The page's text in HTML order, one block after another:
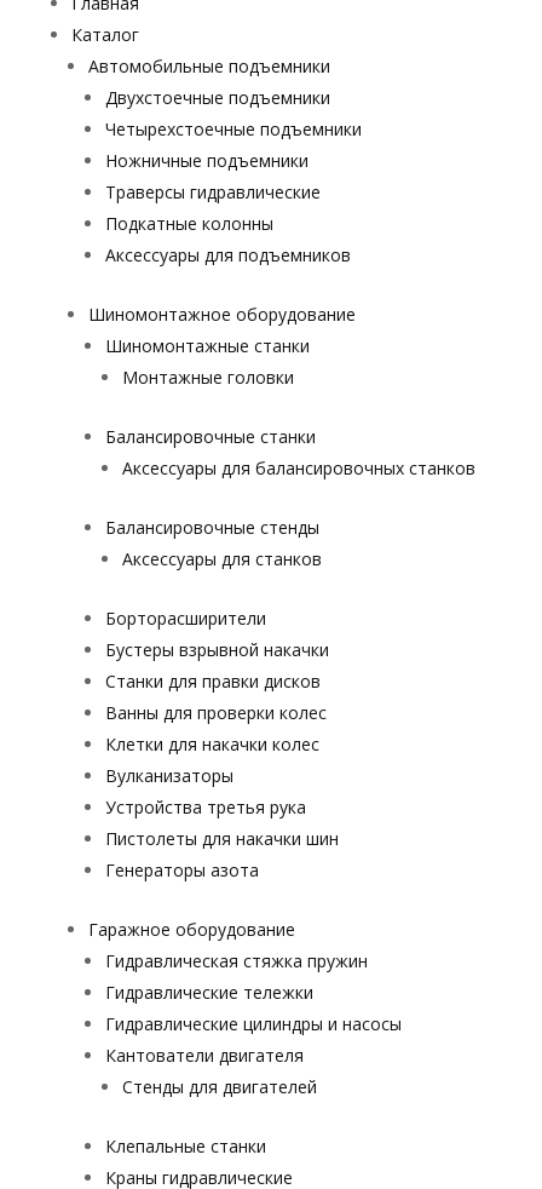
Каталог
Автомобильные подъемники
Двухстоечные подъемники
Четырехстоечные подъемники
Ножничные подъемники
Траверсы гидравлические
Подкатные колонны
Аксессуары для подъемников
Шиномонтажное оборудование
Шиномонтажные станки
Монтажные головки
Балансировочные станки
Аксессуары для балансировочных станков
Балансировочные стенды
Аксессуары для станков
Борторасширители
Бустеры взрывной накачки
Станки для правки дисков
Ванны для проверки колес
Клетки для накачки колес
Вулканизаторы
Устройства третья рука
Пистолеты для накачки шин
Генераторы азота
Гаражное оборудование
Гидравлическая стяжка пружин
Гидравлические тележки
Гидравлические цилиндры и насосы
Кантователи двигателя
Стенды для двигателей
Клепальные станки
Краны гидравлические